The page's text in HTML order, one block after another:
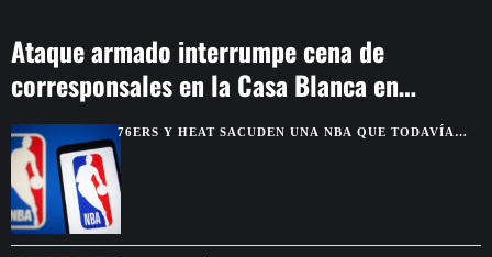
Ataque armado interrumpe cena de
corresponsales en la Casa Blanca en
Washington76ERS Y HEAT SACUDEN UNA NBA QUE TODAVÍA